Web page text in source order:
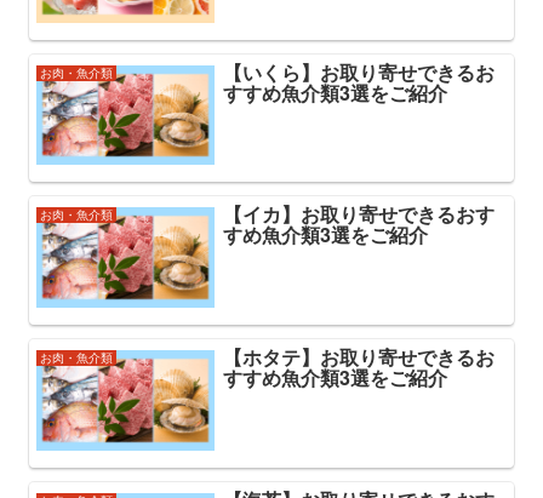
お肉・魚介類 【いくら】お取り寄せできるお
すすめ魚介類3選をご紹介
お肉・魚介類 【イカ】お取り寄せできるおす
すめ魚介類3選をご紹介
お肉・魚介類 【ホタテ】お取り寄せできるお
すすめ魚介類3選をご紹介